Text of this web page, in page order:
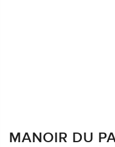
MANOIR DU